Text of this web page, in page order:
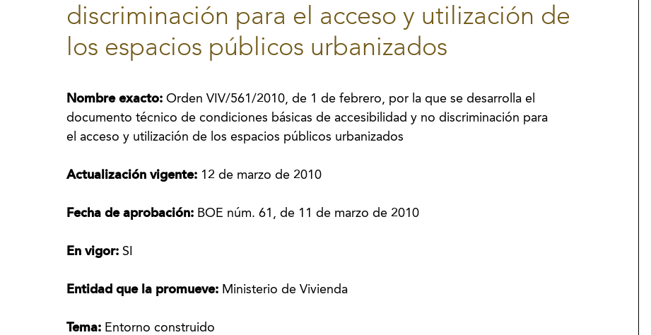
discriminación para el acceso y utilización de
los espacios públicos urbanizados
Nombre exacto:Orden VIV/561/2010, de 1 de febrero, por la que se desarrolla el
documento técnico de condiciones básicas de accesibilidad y no discriminación para
el acceso y utilización de los espacios públicos urbanizados
Actualización vigente: 12 de marzo de 2010
Fecha de aprobación: BOE núm. 61, de 11 de marzo de 2010
En vigor: SI
Entidad que la promueve: Ministerio de Vivienda
Tema: Entorno construido